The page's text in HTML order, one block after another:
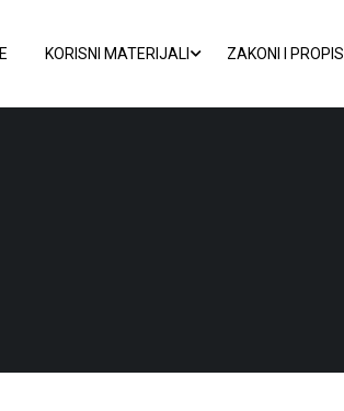
KORISNI MATERIJALI ZAKONI I PROPISI